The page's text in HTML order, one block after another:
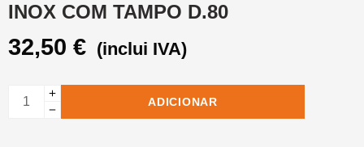
INOX COM TAMPO D.80
32,50 € (inclui IVA)
ADICIONAR